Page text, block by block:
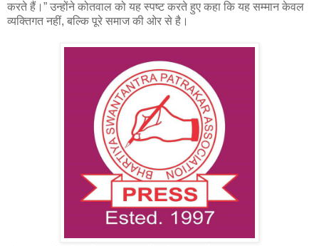
करते हैं।” उन्होंने कोतवाल को यह स्पष्ट करते हुए कहा कि यह सम्मान केवल
व्यक्तिगत नहीं, बल्कि पूरे समाज की ओर से है।